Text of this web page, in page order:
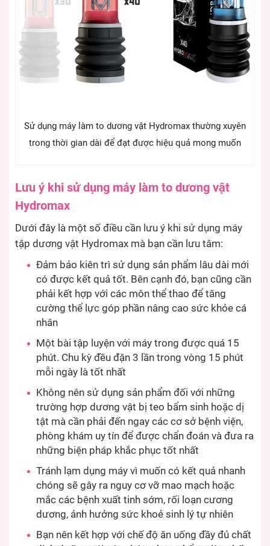
Sử dụng máy làm to dương vật Hydromax thường xuyên
trong thời gian dài để đạt được hiệu quả mong muốn
Lưu ý khi sử dụng máy làm to dương vật
Hydromax
Dưới đây là một số điều cần lưu ý khi sử dụng máy
tập dương vật Hydromax mà bạn cần lưu tâm:
Đảm bảo kiên trì sử dụng sản phẩm lâu dài mới
có được kết quả tốt. Bên cạnh đó, bạn cũng cần
phải kết hợp với các môn thể thao để tăng
cường thể lực góp phần nâng cao sức khỏe cá
nhân
Một bài tập luyện với máy trong được quá 15
phút. Chu kỳ đều đặn 3 lần trong vòng 15 phút
mỗi ngày là tốt nhất
Không nên sử dụng sản phẩm đối với những
trường hợp dương vật bị teo bẩm sinh hoặc dị
tật mà cần phải đến ngay các cơ sở bệnh viện,
phòng khám uy tín để được chẩn đoán và đưa ra
những biện pháp khắc phục tốt nhất
Tránh lạm dụng máy vì muốn có kết quả nhanh
chóng sẽ gây ra nguy cơ vỡ mao mạch hoặc
mắc các bệnh xuất tinh sớm, rối loạn cương
dương, ảnh hưởng sức khoẻ sinh lý tự nhiên
Bạn nên kết hợp với chế độ ăn uống đầy đủ chất